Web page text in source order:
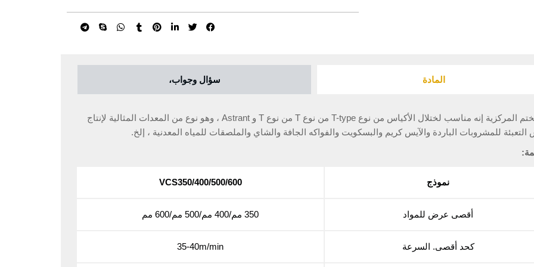
المادة سؤال وجواب،
آلة الختم المركزية إنه مناسب لختلال الأكياس من نوع T-type من نوع T من نوع T و Astrant ، وهو نوع من المعدات المثالية لإنتاج
التعبئة للمشروبات الباردة والآيس كريم والبسكويت والفواكه الجافة والشاي والملصقات للمياه المعدنية ، إلخ.
نموذج VCS350/400/500/600
أقصى عرض للمواد 350 مم/400 مم/500 مم/600 مم
كحد أقصى. السرعة 35-40m/min